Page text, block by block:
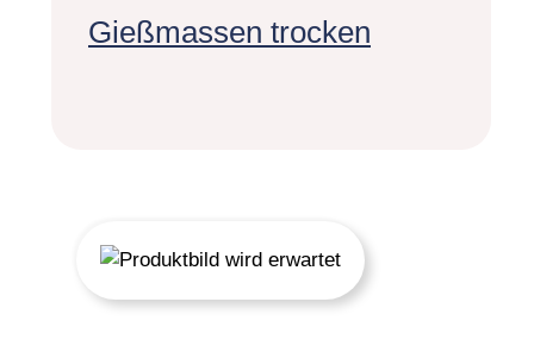
Gießmassen trocken